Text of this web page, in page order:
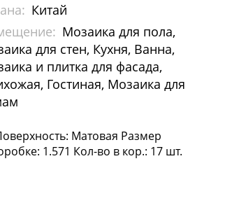
Китай
Мозаика для пола,
для стен, Кухня, Ванна,
и плитка для фасада,
Гостиная, Мозаика для
Матовая Размер
1.571 Кол-во в кор.: 17 шт.